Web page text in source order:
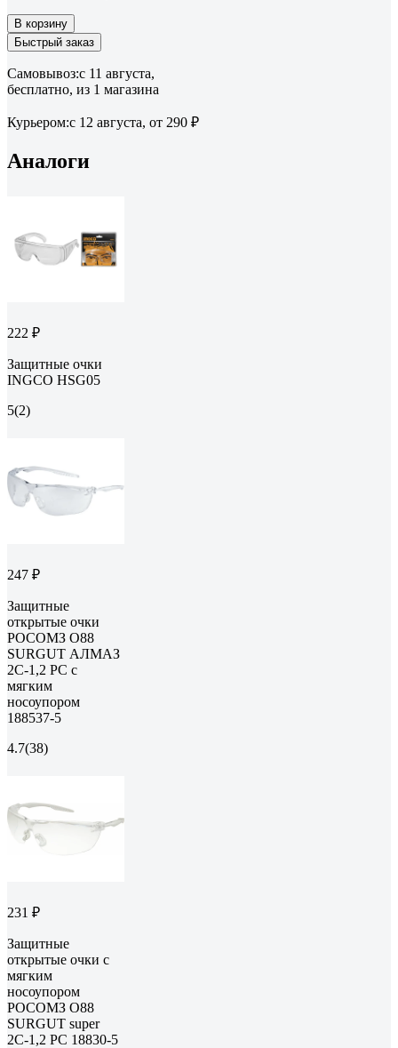
В корзину
Быстрый заказ
Самовывоз:c 11 августа,
бесплатно, из 1 магазина
Курьером:c 12 августа, от 290 ₽
Аналоги
222 ₽
Защитные очки
INGCO HSG05
5(2)
247 ₽
Защитные
открытые очки
РОСОМЗ О88
SURGUT АЛМАЗ
2С-1,2 PC с
мягким
носоупором
188537-5
4.7(38)
231 ₽
Защитные
открытые очки с
мягким
носоупором
РОСОМЗ О88
SURGUT super
2С-1,2 PC 18830-5